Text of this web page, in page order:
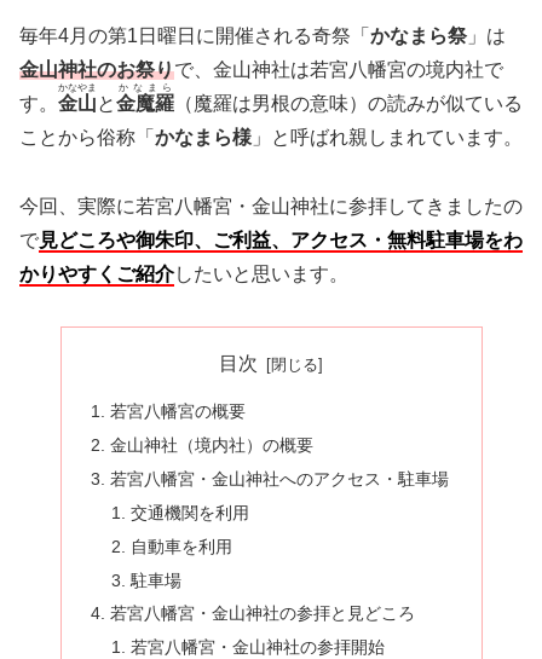
毎年4月の第1日曜日に開催される奇祭「 かなまら祭 」は
金山神社のお祭りで、金山神社は若宮八幡宮の境内社で
す。 金山
かなやま
と金魔羅
かなまら
（魔羅は男根の意味）の読みが似ている
ことから俗称「 かなまら様 」と呼ばれ親しまれています。
今回、実際に若宮八幡宮・金山神社に参拝してきましたの
で見どころや御朱印、ご利益、アクセス・無料駐車場をわ
かりやすくご紹介したいと思います。
目次
若宮八幡宮の概要
金山神社（境内社）の概要
若宮八幡宮・金山神社へのアクセス・駐車場
交通機関を利用
自動車を利用
駐車場
若宮八幡宮・金山神社の参拝と見どころ
若宮八幡宮・金山神社の参拝開始